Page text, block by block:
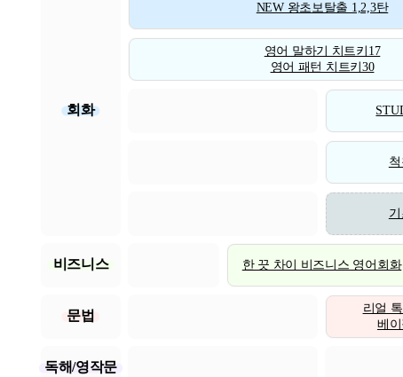
회화
NEW 왕초보탈출 1,2,3탄
영어 말하기 치트키17
영어 패턴 치트키30
비즈니스 한 끗 차이 비즈니스 영어회화
문법
리얼
베이
독해/영작문